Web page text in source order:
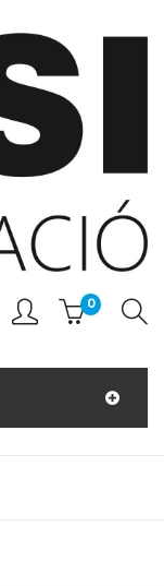
0